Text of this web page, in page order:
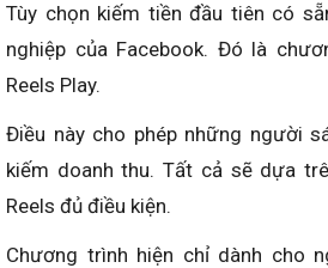
Tùy chọn kiếm tiền đầu tiên có
nghiệp của Facebook. Đó là
Reels Play.
Điều này cho phép những người
kiếm doanh thu. Tất cả sẽ dựa
Reels đủ điều kiện.
Chương trình hiện chỉ dành cho